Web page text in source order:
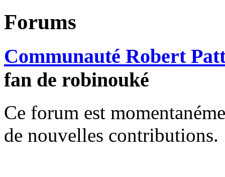
Forums
Communauté Robert
fan de robinouké
Ce forum est
de nouvelles contributions.